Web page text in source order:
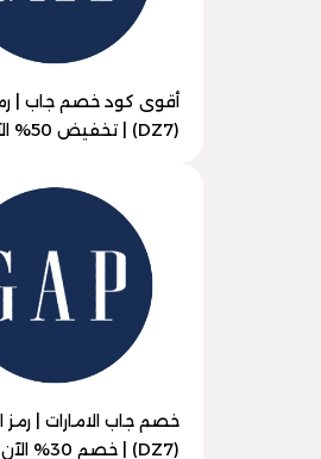
أقوى كود خصم جاب |
(DZ7) | تخفيض 50% الآن
خصم جاب الامارات | رمز
(DZ7) | خصم 30% الآن